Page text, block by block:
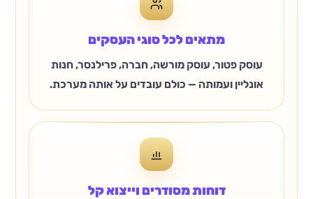
מתאים לכל סוגי העסקים
עוסק פטור, עוסק מורשה, חברה, פרילנסר, חנות
אונליין ועמותה — כולם עובדים על אותה מערכת.
דוחות מסודרים וייצוא קל